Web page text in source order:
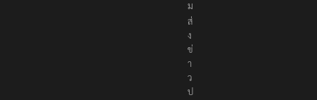
ง
ค
ม
ส่
ง
ข่
า